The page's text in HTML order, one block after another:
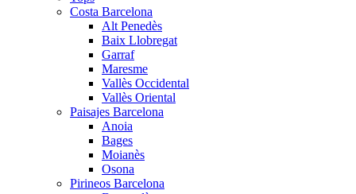
Costa Barcelona
Alt Penedès
Baix Llobregat
Garraf
Maresme
Vallès Occidental
Vallès Oriental
Paisajes Barcelona
Anoia
Bages
Moianès
Osona
Pirineos Barcelona